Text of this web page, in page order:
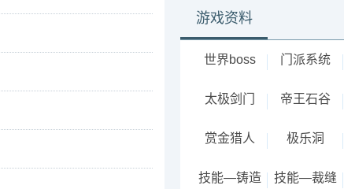
游戏资料
世界boss 门派系统
太极剑门 帝王石谷
赏金猎人 极乐洞
技能—铸造 技能—裁缝